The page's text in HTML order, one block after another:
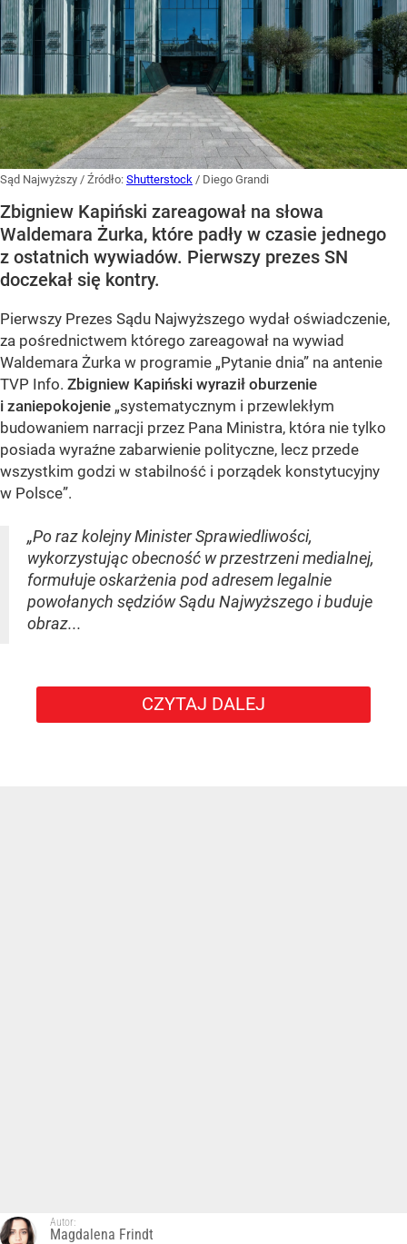
Sąd Najwyższy / Źródło: Shutterstock / Diego Grandi
Zbigniew Kapiński zareagował na słowa
Waldemara Żurka, które padły w czasie jednego
z ostatnich wywiadów. Pierwszy prezes SN
doczekał się kontry.
Pierwszy Prezes Sądu Najwyższego wydał oświadczenie,
za pośrednictwem którego zareagował na wywiad
Waldemara Żurka w programie „Pytanie dnia” na antenie
TVP Info. Zbigniew Kapiński wyraził oburzenie
i zaniepokojenie „systematycznym i przewlekłym
budowaniem narracji przez Pana Ministra, która nie tylko
posiada wyraźne zabarwienie polityczne, lecz przede
wszystkim godzi w stabilność i porządek konstytucyjny
w Polsce”.
„Po raz kolejny Minister Sprawiedliwości,
wykorzystując obecność w przestrzeni medialnej,
formułuje oskarżenia pod adresem legalnie
powołanych sędziów Sądu Najwyższego i buduje
obraz...
CZYTAJ DALEJ
Autor:
Magdalena Frindt